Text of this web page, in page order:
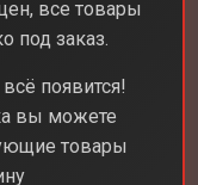
все товары
под заказ.
появится!
вы можете
товары